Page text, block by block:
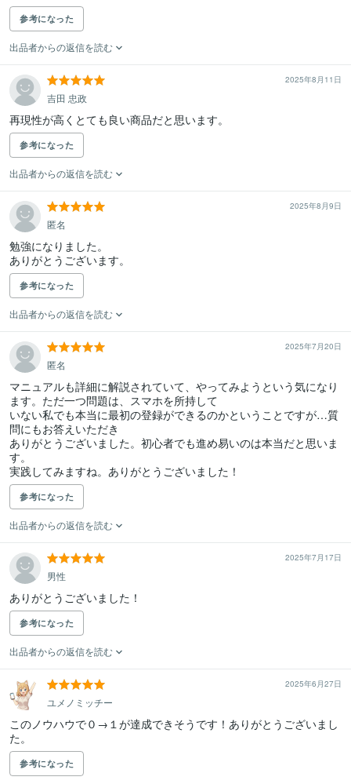
参考になった
出品者からの返信を読む
2025年8月11日
吉田 忠政
再現性が高くとても良い商品だと思います。
参考になった
出品者からの返信を読む
2025年8月9日
匿名
勉強になりました。
ありがとうございます。
参考になった
出品者からの返信を読む
2025年7月20日
匿名
マニュアルも詳細に解説されていて、やってみようという気になり
ます。ただ一つ問題は、スマホを所持して
いない私でも本当に最初の登録ができるのかということですが…質
問にもお答えいただき
ありがとうございました。初心者でも進め易いのは本当だと思いま
す。
実践してみますね。ありがとうございました！
参考になった
出品者からの返信を読む
2025年7月17日
男性
ありがとうございました！
参考になった
出品者からの返信を読む
2025年6月27日
ユメノミッチー
このノウハウで０→１が達成できそうです！ありがとうございまし
た。
参考になった